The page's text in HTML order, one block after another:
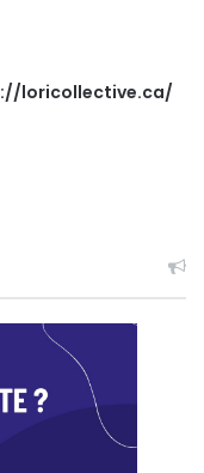
loricollective.ca/